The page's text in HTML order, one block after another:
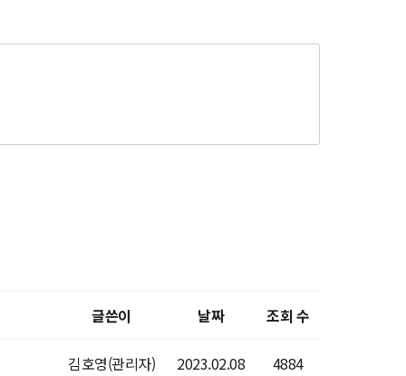
글쓴이 날짜 조회 수
김호영(관리자) 2023.02.08 4884